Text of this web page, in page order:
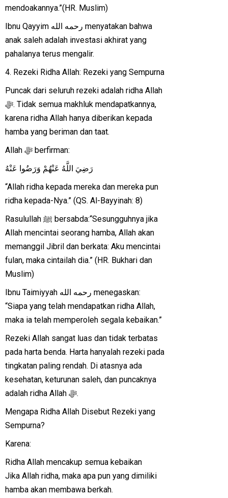
mendoakannya.”(HR. Muslim)
Ibnu Qayyim رحمه الله menyatakan bahwa
anak saleh adalah investasi akhirat yang
pahalanya terus mengalir.
4. Rezeki Ridha Allah: Rezeki yang Sempurna
Puncak dari seluruh rezeki adalah ridha Allah
ﷻ. Tidak semua makhluk mendapatkannya,
karena ridha Allah hanya diberikan kepada
hamba yang beriman dan taat.
Allah ﷻ berfirman:
رَضِيَ اللَّهُ عَنْهُمْ وَرَضُوا عَنْهُ
“Allah ridha kepada mereka dan mereka pun
ridha kepada-Nya.” (QS. Al-Bayyinah: 8)
Rasulullah ﷺ bersabda:“Sesungguhnya jika
Allah mencintai seorang hamba, Allah akan
memanggil Jibril dan berkata: Aku mencintai
fulan, maka cintailah dia.” (HR. Bukhari dan
Muslim)
Ibnu Taimiyyah رحمه الله menegaskan:
“Siapa yang telah mendapatkan ridha Allah,
maka ia telah memperoleh segala kebaikan.”
Rezeki Allah sangat luas dan tidak terbatas
pada harta benda. Harta hanyalah rezeki pada
tingkatan paling rendah. Di atasnya ada
kesehatan, keturunan saleh, dan puncaknya
adalah ridha Allah ﷻ.
Mengapa Ridha Allah Disebut Rezeki yang
Sempurna?
Karena:
Ridha Allah mencakup semua kebaikan
Jika Allah ridha, maka apa pun yang dimiliki
hamba akan membawa berkah.